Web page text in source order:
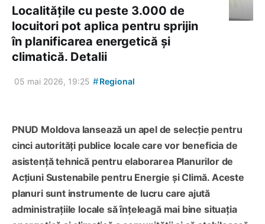
Localitățile cu peste 3.000 de
locuitori pot aplica pentru sprijin
în planificarea energetică și
climatică. Detalii
05 mai 2026, 19:25 #Regional
PNUD Moldova lansează un apel de selecție pentru
cinci autorități publice locale care vor beneficia de
asistență tehnică pentru elaborarea Planurilor de
Acțiuni Sustenabile pentru Energie și Climă. Aceste
planuri sunt instrumente de lucru care ajută
administrațiile locale să înțeleagă mai bine situația